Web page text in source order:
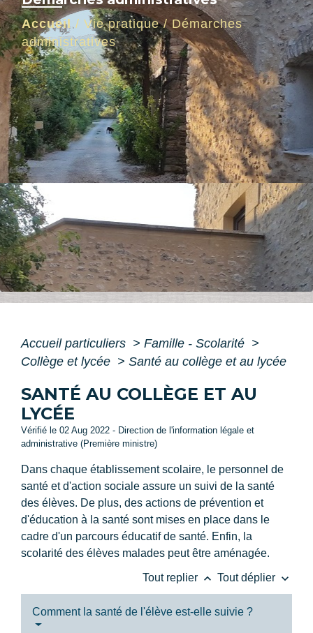
Accueil/ Vie pratique/Démarches
administratives
Accueil particuliers > Famille - Scolarité >
Collège et lycée > Santé au collège et au lycée
SANTÉ AU COLLÈGE ET AU
LYCÉE
Vérifié le 02 Aug 2022 - Direction de l'information légale et
administrative (Première ministre)
Dans chaque établissement scolaire, le personnel de
santé et d'action sociale assure un suivi de la santé
des élèves. De plus, des actions de prévention et
d'éducation à la santé sont mises en place dans le
cadre d'un parcours éducatif de santé. Enfin, la
scolarité des élèves malades peut être aménagée.
Tout replier keyboard_arrow_up Tout déplier keyboard_arrow_down
Comment la santé de l'élève est-elle suivie ?